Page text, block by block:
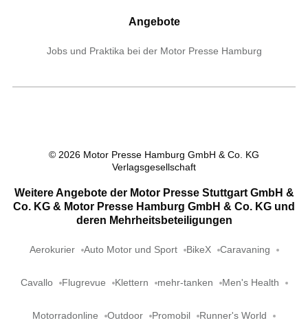
Angebote
Jobs und Praktika bei der Motor Presse Hamburg
© 2026 Motor Presse Hamburg GmbH & Co. KG
Verlagsgesellschaft
Weitere Angebote der Motor Presse Stuttgart GmbH &
Co. KG & Motor Presse Hamburg GmbH & Co. KG und
deren Mehrheitsbeteiligungen
Aerokurier Auto Motor und Sport BikeX Caravaning
Cavallo Flugrevue Klettern mehr-tanken Men's Health
Motorradonline Outdoor Promobil Runner's World